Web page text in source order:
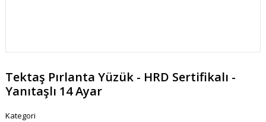
Tektaş Pırlanta Yüzük - HRD Sertifikalı -
Yanıtaşlı 14 Ayar
Kategori